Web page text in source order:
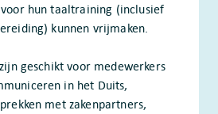
hun taaltraining (inclusief
kunnen vrijmaken.
geschikt voor medewerkers
in het Duits,
met zakenpartners,